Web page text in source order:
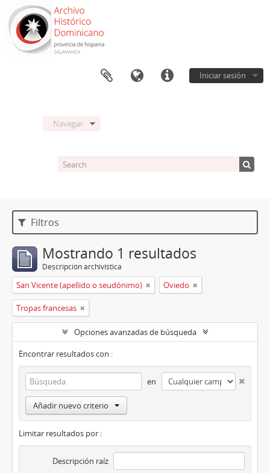
Iniciar sesión
Navegar
Filtros
Mostrando 1 resultados
Descripción archivística
San Vicente (apellido o seudónimo) Oviedo
Tropas francesas
Opciones avanzadas de búsqueda
Encontrar resultados con :
en
Añadir nuevo criterio
Limitar resultados por :
Descripción raíz